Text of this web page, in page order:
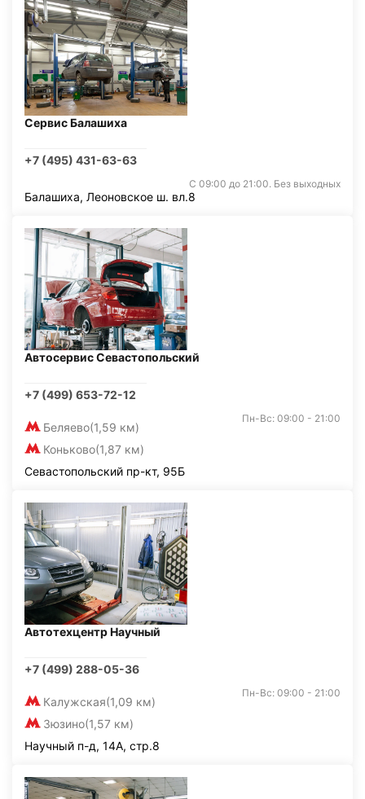
Сервис Балашиха
+7 (495) 431-63-63
С 09:00 до 21:00. Без выходных
Балашиха, Леоновское ш. вл.8
Автосервис Севастопольский
+7 (499) 653-72-12
Беляево(1,59 км)
Коньково(1,87 км)
Пн-Вс: 09:00 - 21:00
Севастопольский пр-кт, 95Б
Автотехцентр Научный
+7 (499) 288-05-36
Калужская(1,09 км)
Зюзино(1,57 км)
Пн-Вс: 09:00 - 21:00
Научный п-д, 14А, стр.8